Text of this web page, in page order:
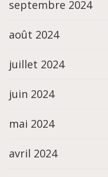
septembre 2024
août 2024
juillet 2024
juin 2024
mai 2024
avril 2024